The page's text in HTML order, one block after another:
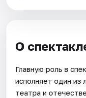
О
Главную роль в
исполняет один из
театра и